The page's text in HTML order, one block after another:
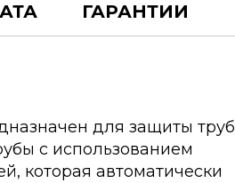
ГАРАНТИИ
для защиты труб
с использованием
которая автоматически